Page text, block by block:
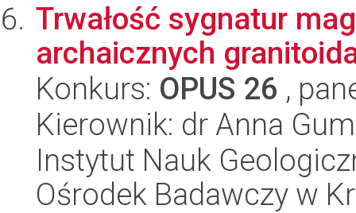
Trwałość sygnatur
archaicznych
Konkurs: OPUS 26 ,
Kierownik: dr Anna
Instytut Nauk
Ośrodek Badawczy w